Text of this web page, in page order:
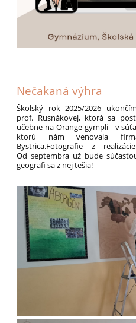
Nečakaná výhra
Školský rok 2025/2026
prof. Rusnákovej, ktorá sa
učebne na Orange gympli - v
ktorú nám venovala
Bystrica.Fotografie z
Od septembra už bude
geografi sa z nej tešia!